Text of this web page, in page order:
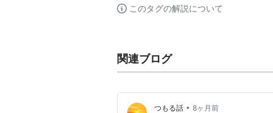
このタグの解説について
関連ブログ
つもる話 • 8ヶ月前